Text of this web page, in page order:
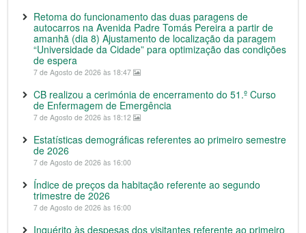
Retoma do funcionamento das duas paragens de
autocarros na Avenida Padre Tomás Pereira a partir de
amanhã (dia 8) Ajustamento de localização da paragem
“Universidade da Cidade” para optimização das condições
de espera
7 de Agosto de 2026 às 18:47
CB realizou a cerimónia de encerramento do 51.º Curso
de Enfermagem de Emergência
7 de Agosto de 2026 às 18:12
Estatísticas demográficas referentes ao primeiro semestre
de 2026
7 de Agosto de 2026 às 16:00
Índice de preços da habitação referente ao segundo
trimestre de 2026
7 de Agosto de 2026 às 16:00
Inquérito às despesas dos visitantes referente ao primeiro